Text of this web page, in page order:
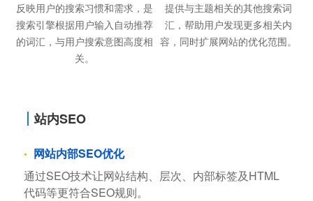
反映用户的搜索习惯和需求，是
搜索引擎根据用户输入自动推荐
的词汇，与用户搜索意图高度相
关。
提供与主题相关的其他搜索词
汇，帮助用户发现更多相关内
容，同时扩展网站的优化范围。
站内SEO
网站内部SEO优化
通过SEO技术让网站结构、层次、内部标签及HTML
代码等更符合SEO规则。